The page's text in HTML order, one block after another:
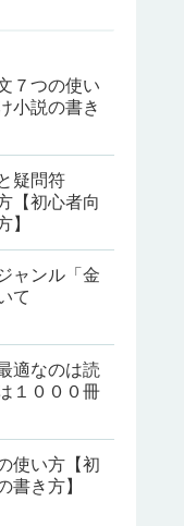
７つの使い
小説の書き
疑問符
【初心者向
】
ャンル「金
て
適なのは読
１０００冊
使い方【初
書き方】